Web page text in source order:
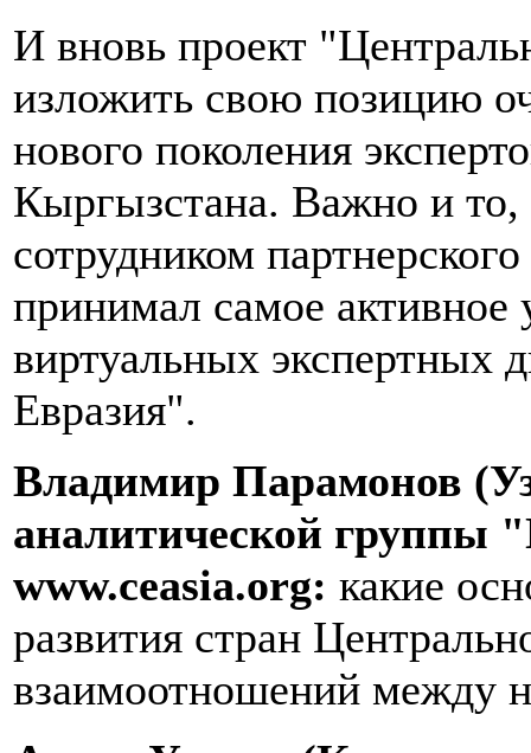
И вновь проект
изложить свою позицию
нового поколения
Кыргызстана. Важно и то,
сотрудником
принимал самое активное
виртуальных экспертных
Евразия".
Владимир Парамонов
аналитической группы
www.ceasia.org: какие
развития стран
взаимоотношений между